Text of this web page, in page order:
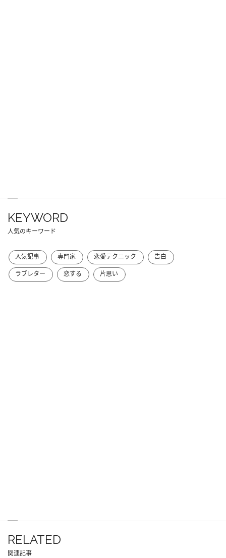
KEYWORD
人気のキーワード
人気記事 専門家 恋愛テクニック
告白
ラブレター
恋する 片思い
RELATED
関連記事